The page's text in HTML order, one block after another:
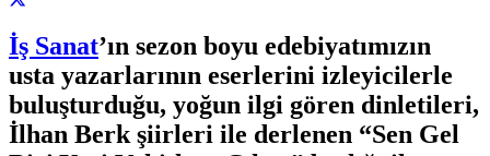
İş Sanat’ın sezon boyu edebiyatımızın
usta yazarlarının eserlerini izleyicilerle
buluşturduğu, yoğun ilgi gören dinletileri,
İlhan Berk şiirleri ile derlenen “Sen Gel